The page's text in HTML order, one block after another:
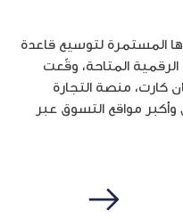
إطار جهودها المستمرة لتوسيع قاعدة
المتاحة، وقّعت
كارت، منصة التجارة
وأكبر مواقع التسوق عبر